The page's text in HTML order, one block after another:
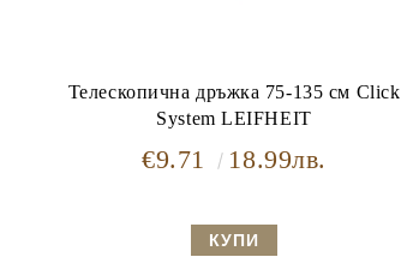
Телескопична дръжка 75-135 см Click
System LEIFHEIT
€9.71 18.99лв.